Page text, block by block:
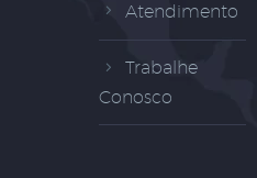
Atendimento
Trabalhe
Conosco